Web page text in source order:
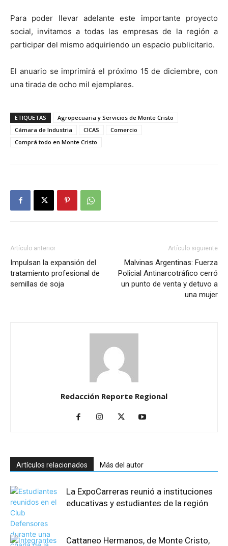
Para poder llevar adelante este importante proyecto
social, invitamos a todas las empresas de la región a
participar del mismo adquiriendo un espacio publicitario.
El anuario se imprimirá el próximo 15 de diciembre, con
una tirada de ocho mil ejemplares.
ETIQUETAS
Agropecuaria y Servicios de Monte Cristo
Cámara de Industria
CICAS
Comercio
Comprá todo en Monte Cristo
Artículo anterior
Impulsan la expansión del
tratamiento profesional de
semillas de soja
Artículo siguiente
Malvinas Argentinas: Fuerza
Policial Antinarcotráfico cerró
un punto de venta y detuvo a
una mujer
Redacción Reporte Regional
Artículos relacionados Más del autor
La ExpoCarreras reunió a instituciones
educativas y estudiantes de la región
Cattaneo Hermanos, de Monte Cristo,